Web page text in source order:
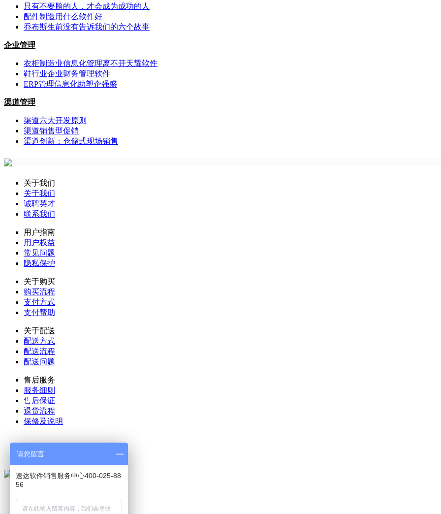
只有不要脸的人，才会成为成功的人
配件制造用什么软件好
乔布斯生前没有告诉我们的六个故事
企业管理
衣柜制造业信息化管理离不开天耀软件
鞋行业企业财务管理软件
ERP管理信息化助塑企强盛
渠道管理
渠道六大开发原则
渠道销售型促销
渠道创新：仓储式现场销售
关于我们
关于我们
诚聘英才
联系我们
用户指南
用户权益
常见问题
隐私保护
关于购买
购买流程
支付方式
支付帮助
关于配送
配送方式
配送流程
配送问题
售后服务
服务细则
售后保证
退货流程
保修及说明
025-52188270
24小时服务热线
请您留言
速达软件销售服务中心400-025-88
56